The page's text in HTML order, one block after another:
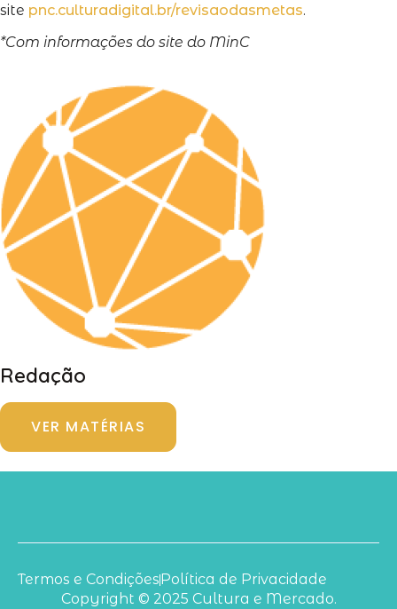
site pnc.culturadigital.br/revisaodasmetas.
*Com informações do site do MinC
Redação
VER MATÉRIAS
Copyright © 2025 Cultura e Mercado.
Termos e Condições Política de Privacidade